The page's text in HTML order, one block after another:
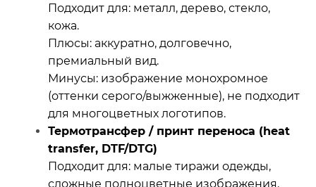
Подходит для: металл, дерево, стекло,
кожа.
Плюсы: аккуратно, долговечно,
премиальный вид.
Минусы: изображение монохромное
(оттенки серого/выжженные), не подходит
для многоцветных логотипов.
Термотрансфер / принт переноса (heat
transfer, DTF/DTG)
Подходит для: малые тиражи одежды,
сложные полноцветные изображения.